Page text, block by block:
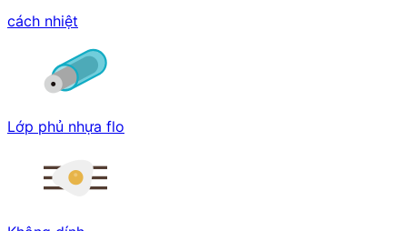
cách nhiệt
Lớp phủ nhựa flo